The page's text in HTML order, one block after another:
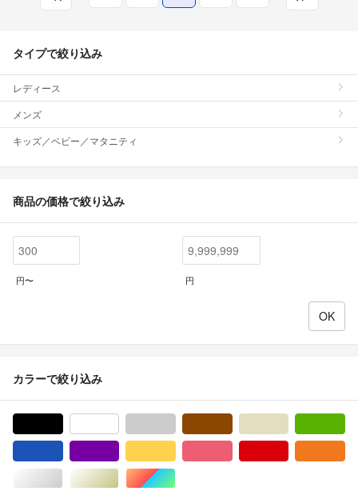
タイプで絞り込み
レディース
メンズ
キッズ／ベビー／マタニティ
商品の価格で絞り込み
円〜 円
カラーで絞り込み
シルバー/銀色系ゴールド/金色系マルチカラー